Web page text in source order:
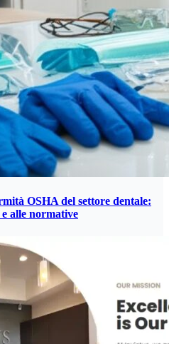
OSHA del settore dentale:
alle normative